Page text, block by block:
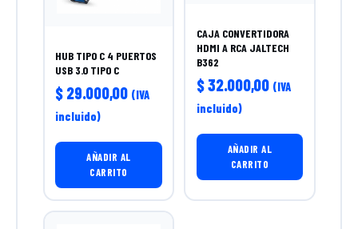
HUB TIPO C 4 PUERTOS
USB 3.0 TIPO C
$ 29.000,00 (IVA
incluido)
AÑADIR AL
CARRITO
CAJA CONVERTIDORA
HDMI A RCA JALTECH
B362
$32.000,00 (IVA
incluido)
AÑADIR AL
CARRITO